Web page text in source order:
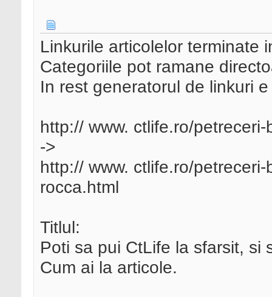
Linkurile articolelor terminate
Categoriile pot ramane
In rest generatorul de linkuri
http:// www. ctlife.ro/
->
http:// www. ctlife.ro/
rocca.html
Titlul:
Poti sa pui CtLife la sfarsit, si
Cum ai la articole.